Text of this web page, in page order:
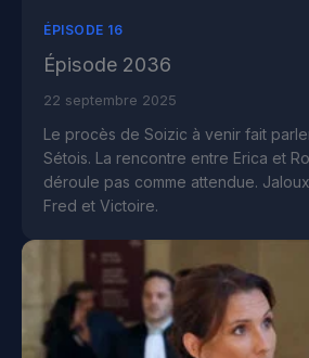
ÉPISODE 16
Épisode 2036
22 septembre 2025
Le procès de Soizic à venir fait
Sétois. La rencontre entre Erica et
déroule pas comme attendue.
Fred et Victoire.